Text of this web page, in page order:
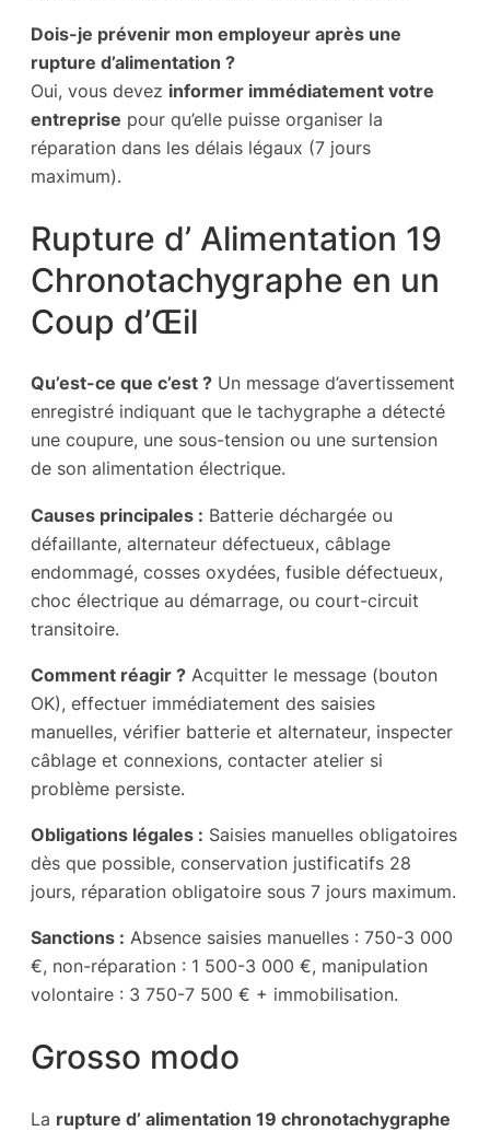
Dois-je prévenir mon employeur après une
rupture d’alimentation ?
Oui, vous devez informer immédiatement votre
entreprise pour qu’elle puisse organiser la
réparation dans les délais légaux (7 jours
maximum).
Rupture d’ Alimentation 19
Chronotachygraphe en un
Coup d’Œil
Qu’est-ce que c’est ? Un message d’avertissement
enregistré indiquant que le tachygraphe a détecté
une coupure, une sous-tension ou une surtension
de son alimentation électrique.
Causes principales : Batterie déchargée ou
défaillante, alternateur défectueux, câblage
endommagé, cosses oxydées, fusible défectueux,
choc électrique au démarrage, ou court-circuit
transitoire.
Comment réagir ? Acquitter le message (bouton
OK), effectuer immédiatement des saisies
manuelles, vérifier batterie et alternateur, inspecter
câblage et connexions, contacter atelier si
problème persiste.
Obligations légales : Saisies manuelles obligatoires
dès que possible, conservation justificatifs 28
jours, réparation obligatoire sous 7 jours maximum.
Sanctions : Absence saisies manuelles : 750-3 000
€, non-réparation : 1 500-3 000 €, manipulation
volontaire : 3 750-7 500 € + immobilisation.
Grosso modo
La rupture d’ alimentation 19 chronotachygraphe